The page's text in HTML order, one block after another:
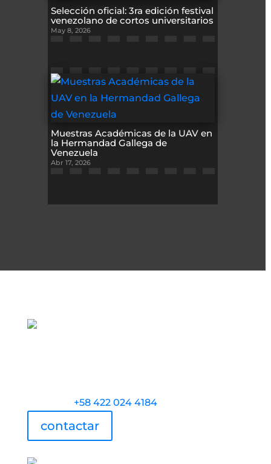
Selección oficial: 3ra edición festival
venezolano de cortos universitarios
May 8, 2026
Muestras Académicas de la UAV en
la Hermandad Gallega de
Venezuela
Abr 17, 2026
+58 422 024 4184
contactar